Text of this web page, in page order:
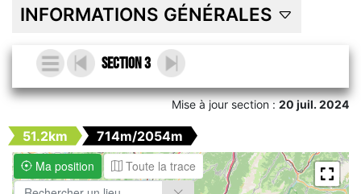
INFORMATIONS GÉNÉRALES
Section 3
Mise à jour section :20 juil. 2024
51.2km
714m/2054m
Ma position
Toute la trace